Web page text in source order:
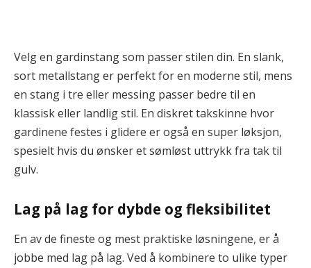
Velg en gardinstang som passer stilen din. En slank,
sort metallstang er perfekt for en moderne stil, mens
en stang i tre eller messing passer bedre til en
klassisk eller landlig stil. En diskret takskinne hvor
gardinene festes i glidere er også en super løksjon,
spesielt hvis du ønsker et sømløst uttrykk fra tak til
gulv.
Lag på lag for dybde og fleksibilitet
En av de fineste og mest praktiske løsningene, er å
jobbe med lag på lag. Ved å kombinere to ulike typer